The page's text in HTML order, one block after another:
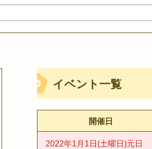
イベント一覧
開催日
2022年1月1日(土曜日)元日